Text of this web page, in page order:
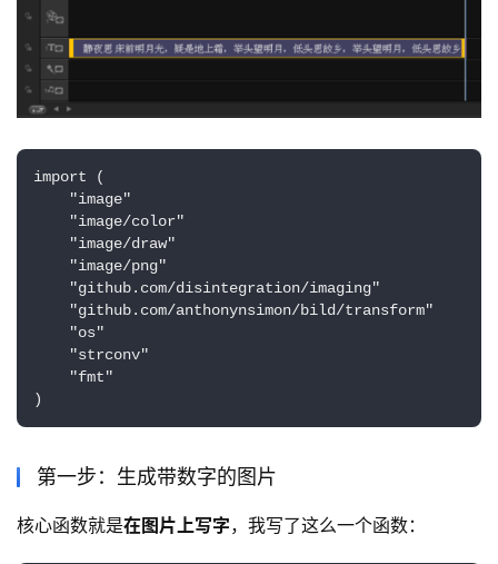
import (
    "image"
    "image/color"
    "image/draw"
    "image/png"
    "github.com/disintegration/imaging"
    "github.com/anthonynsimon/bild/transform"
    "os"
    "strconv"
    "fmt"
)
第一步：生成带数字的图片
核心函数就是在图片上写字，我写了这么一个函数：